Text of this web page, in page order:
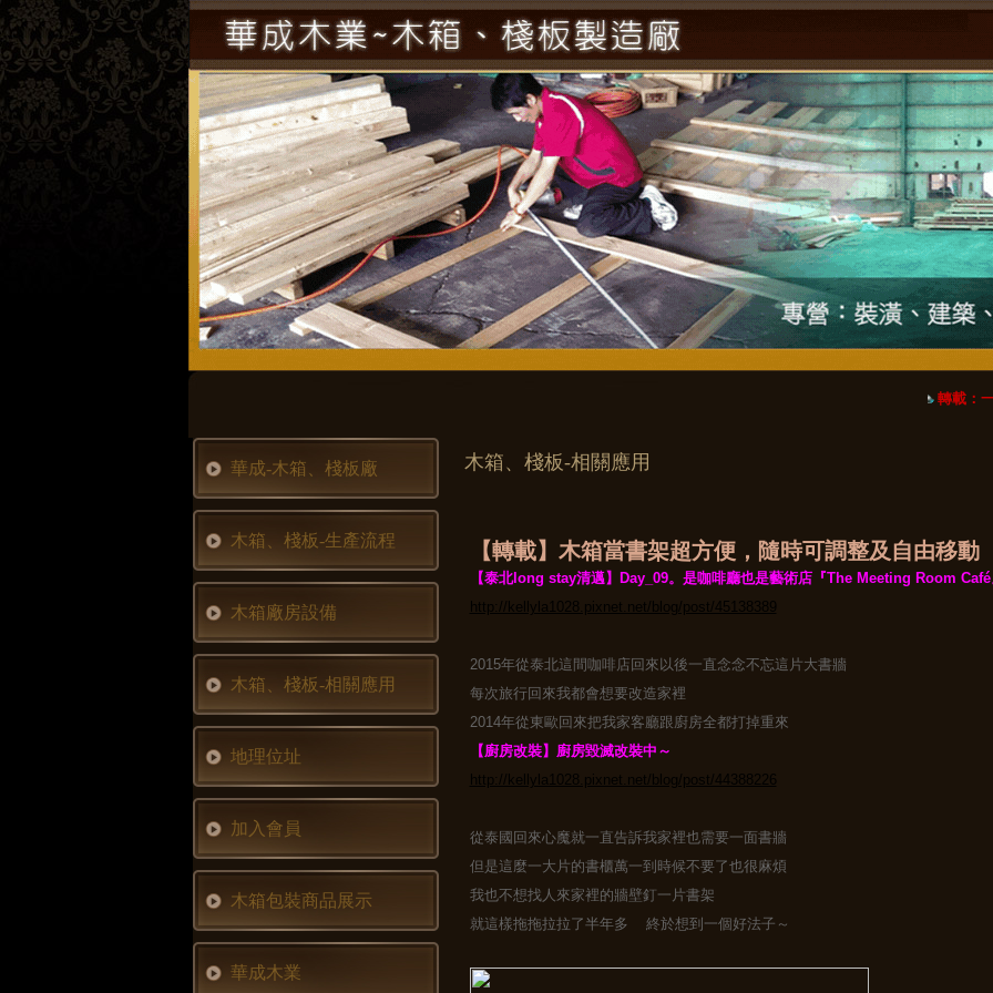
轉載：一
華成-木箱、棧板廠
木箱、棧板-生產流程
木箱廠房設備
木箱、棧板-相關應用
地理位址
加入會員
木箱包裝商品展示
華成木業
木箱、棧板-相關應用
【轉載】木箱當書架超方便，隨時可調整及自由移動
【泰北long stay清邁】Day_09。是咖啡廳也是藝術店『The Meeting Room Café
http://kellyla1028.pixnet.net/blog/post/45138389
2015年從泰北這間咖啡店回來以後一直念念不忘這片大書牆
每次旅行回來我都會想要改造家裡
2014年從東歐回來把我家客廳跟廚房全都打掉重來
【廚房改裝】廚房毀滅改裝中～
http://kellyla1028.pixnet.net/blog/post/44388226
從泰國回來心魔就一直告訴我家裡也需要一面書牆
但是這麼一大片的書櫃萬一到時候不要了也很麻煩
我也不想找人來家裡的牆壁釘一片書架
就這樣拖拖拉拉了半年多 終於想到一個好法子～